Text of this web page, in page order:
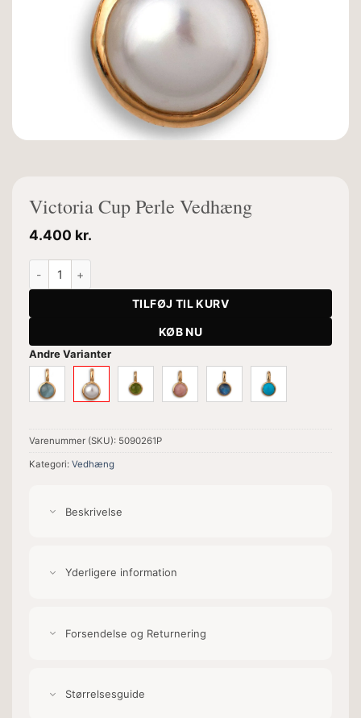
Victoria Cup Perle Vedhæng
4.400 kr.
Victoria Cup Perle Vedhæng antal
TILFØJ TIL KURV
KØB NU
Andre Varianter
Varenummer (SKU): 5090261P
Kategori: Vedhæng
Beskrivelse
Yderligere information
Forsendelse og Returnering
Størrelsesguide